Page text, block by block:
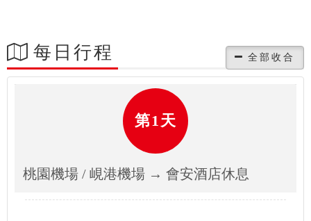
每日行程
第1天
桃園機場 / 峴港機場 → 會安酒店休息